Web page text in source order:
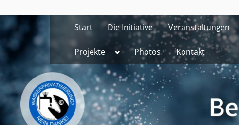
to
content
Start Die Initiative Veranstaltungen
Projekte Toggle
menu
Photos Kontakt